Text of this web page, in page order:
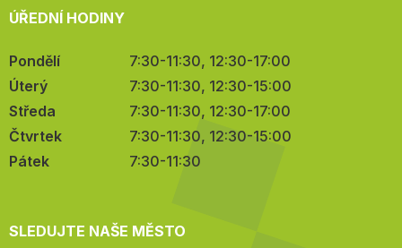
ÚŘEDNÍ HODINY
Pondělí
7:30-11:30, 12:30-17:00
Úterý
7:30-11:30, 12:30-15:00
Středa
7:30-11:30, 12:30-17:00
Čtvrtek
7:30-11:30, 12:30-15:00
Pátek
7:30-11:30
SLEDUJTE NAŠE MĚSTO